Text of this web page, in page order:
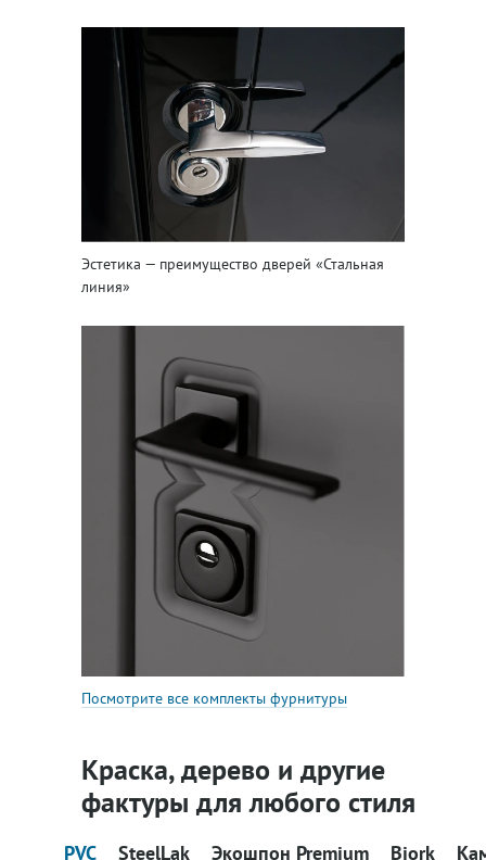
Эстетика — преимущество дверей «Стальная
линия»
Посмотрите все комплекты фурнитуры
Краска, дерево и другие
фактуры для любого стиля
PVC SteelLak Экошпон Premium Bjork